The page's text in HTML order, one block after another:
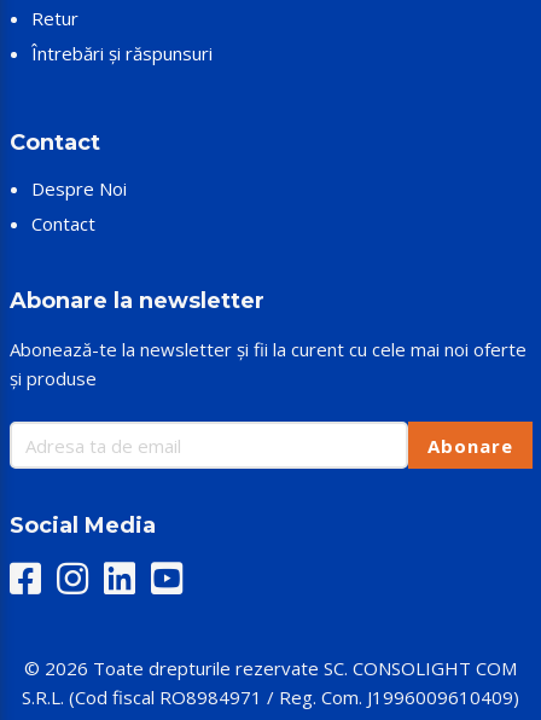
Retur
Întrebări și răspunsuri
Contact
Despre Noi
Contact
Abonare la newsletter
Abonează-te la newsletter și fii la curent cu cele mai noi oferte
și produse
Abonare
Social Media
© 2026 Toate drepturile rezervate SC. CONSOLIGHT COM
S.R.L. (Cod fiscal RO8984971 / Reg. Com. J1996009610409)